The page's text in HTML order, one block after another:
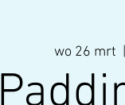
wo 26 mrt